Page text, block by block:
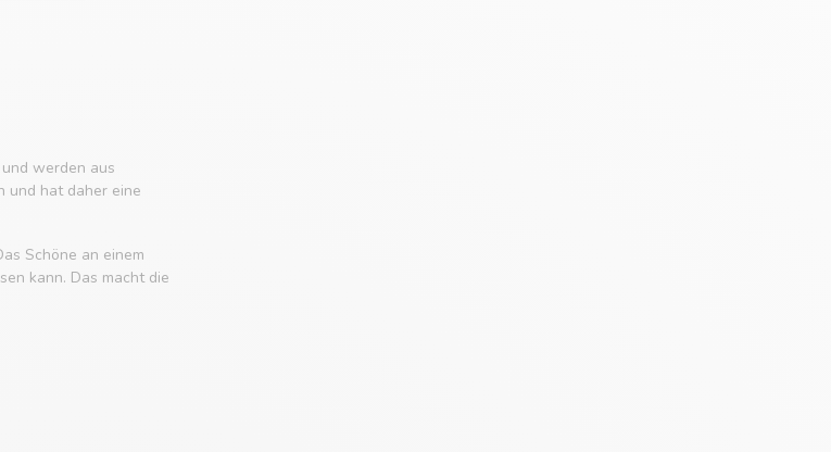
werden aus
und hat daher eine
Schöne an einem
kann. Das macht die